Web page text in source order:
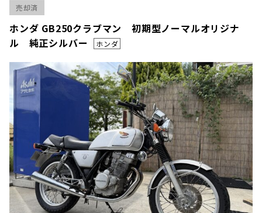
売却済
ホンダ GB250クラブマン 初期型ノーマルオリジナ
ル 純正シルバー
ホンダ